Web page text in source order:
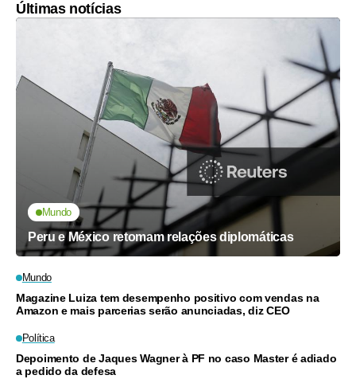
Últimas notícias
Mundo
Peru e México retomam relações diplomáticas
Mundo
Magazine Luiza tem desempenho positivo com vendas na
Amazon e mais parcerias serão anunciadas, diz CEO
Política
Depoimento de Jaques Wagner à PF no caso Master é adiado
a pedido da defesa